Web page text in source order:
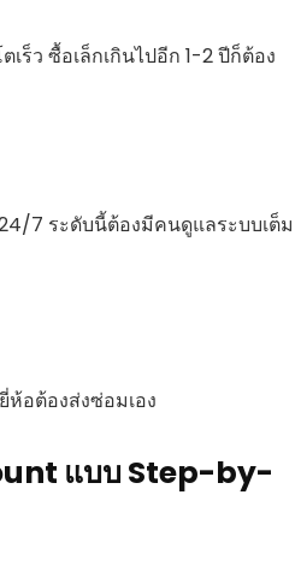
ร็ว ซื้อเล็กเกินไปอีก 1-2 ปีก็ต้อง
7 ระดับนี้ต้องมีคนดูแลระบบเต็ม
อต้องส่งซ่อมเอง
แบบ Step-by-